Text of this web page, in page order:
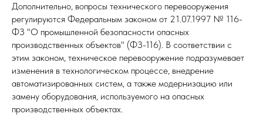
Дополнительно, вопросы технического перевооружения
регулируются Федеральным законом от 21.07.1997 № 116-
ФЗ "О промышленной безопасности опасных
производственных объектов" (ФЗ-116). В соответствии с
этим законом, техническое перевооружение подразумевает
изменения в технологическом процессе, внедрение
автоматизированных систем, а также модернизацию или
замену оборудования, используемого на опасных
производственных объектах.